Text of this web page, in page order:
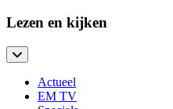
Lezen en kijken
Actueel
EM TV